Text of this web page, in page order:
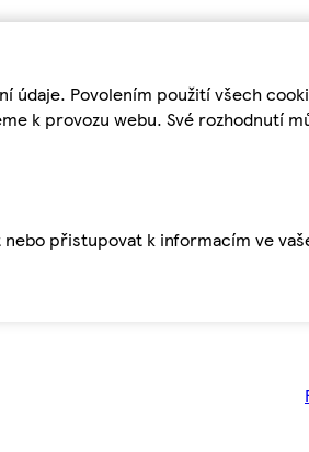
údaje. Povolením použití všech
k provozu webu. Své rozhodnutí
přistupovat k informacím ve